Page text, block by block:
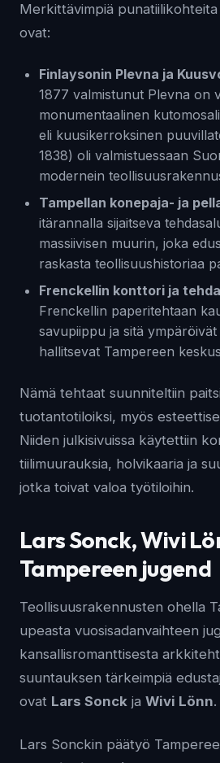
Merkittävimpiä
ovat:
Finlaysonin Plevna ja
1877 valmistunut Plevna on
monumentaalinen
eli kuusikerroksinen
1838) oli valmistuessaan
modernein
Tampellan konepaja- ja
itärannalla sijaitseva
massiivisen muurin, joka
raskasta teollisuushistoriaa
Frenckellin konttori ja
Frenckellin paperitehtaan
savupiippu ja sitä
hallitsevat Tampereen
Nämä tehtaat suunniteltiin
tuotantotiloiksi, myös
Niiden julkisivuissa käytettiin
tiilimuurauksia, holvikaaria ja
jotka toivat valoa työtiloihin.
Lars Sonck, Wivi
Tampereen jugend
Teollisuusrakennusten ohella
upeasta vuosisadanvaihteen
kansallisromanttisesta
suuntauksen tärkeimpiä
ovat Lars Sonck ja Wivi Lönn.
Lars Sonckin päätyö